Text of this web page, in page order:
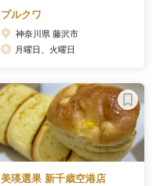
プルクワ
神奈川県 藤沢市
月曜日、火曜日
美瑛選果 新千歳空港店